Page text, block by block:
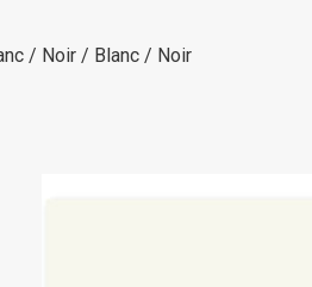
/ Noir / Blanc / Noir